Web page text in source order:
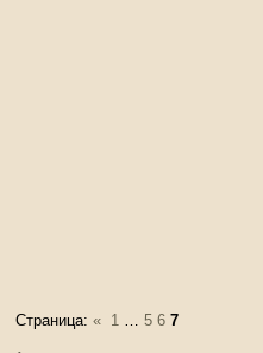
Страница: « 1 5 6 7